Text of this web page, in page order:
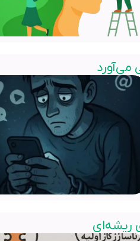
می‌آورد
ریشه‌ای